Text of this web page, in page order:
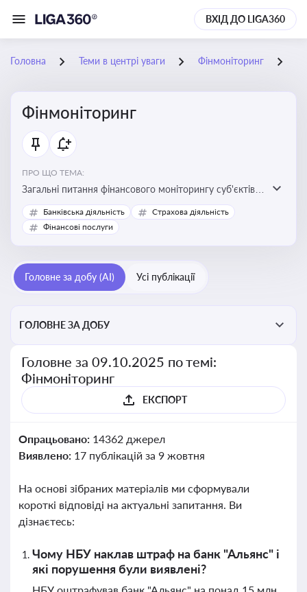
ВХІД ДО LIGA360
Головна Теми в центрі уваги Фінмоніторинг
Фінмоніторинг
ПРО ЩО ТЕМА:
Загальні питання фінансового моніторингу суб'єктів
господарювання, міжбанківський меморандум про
фінмоніторинг
Банківська діяльність
Страхова діяльність
Фінансові послуги
Головне за добу (AI) Усі публікації
ГОЛОВНЕ ЗА ДОБУ
Головне за 09.10.2025 по темі:
Фінмоніторинг
ЕКСПОРТ
Опрацьовано: 14362 джерел
Виявлено: 17 публікацій за 9 жовтня
На основі зібраних матеріалів ми сформували
короткі відповіді на актуальні запитання. Ви
дізнаєтесь:
Чому НБУ наклав штраф на банк "Альянс" і
які порушення були виявлені?